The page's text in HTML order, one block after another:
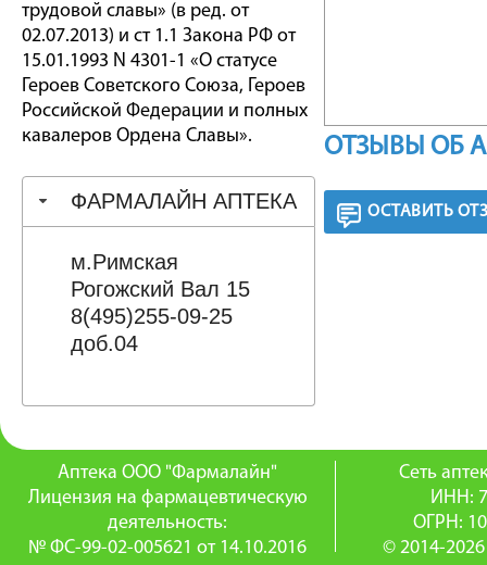
трудовой славы» (в ред. от
02.07.2013) и ст 1.1 Закона РФ от
15.01.1993 N 4301-1 «О статусе
Героев Советского Союза, Героев
Российской Федерации и полных
кавалеров Ордена Славы».
ФАРМАЛАЙН АПТЕКА
м.Римская
Рогожский Вал 15
8(495)255-09-25
доб.04
ОТЗЫВЫ ОБ
ОСТАВИТЬ
Аптека ООО "Фармалайн"
Лицензия на фармацевтическую
деятельность:
№ ФС-99-02-005621 от 14.10.2016
Сеть
ИНН:
ОГРН:
© 2014-